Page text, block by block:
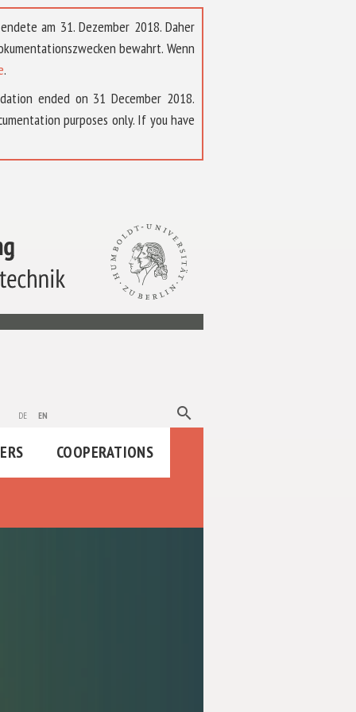
am 31. Dezember 2018. Daher
bewahrt. Wenn
.
ended on 31 December 2018.
purposes only. If you have
de en search
COOPERATIONS